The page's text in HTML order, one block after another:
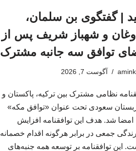
| گفتگوی بن سلمان،
و شهباز شریف پس از
توافق سه جانبه مشترک
آگوست 7, 2026
نظامی مشترک بین ترکیه، پاکستان و
سعودی تحت عنوان «توافق مکه»
امضا شد. هدف این توافقنامه افزایش
جمعی در برابر هرگونه اقدام خصمانه
این توافقنامه بر توسعه همه جنبه‌های